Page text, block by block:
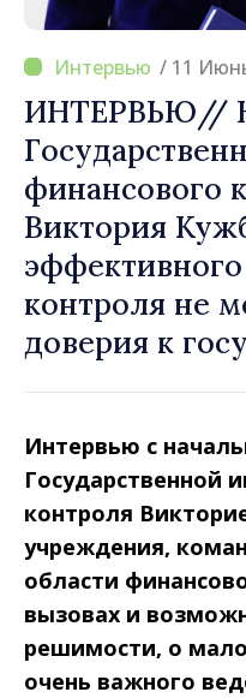
/ 11
ИНТЕРВЬЮ//
финансового
Виктория
контроля не
доверия к
Интервью с
Государственной
контроля
учреждения,
области
вызовах и
решимости, о
очень важного